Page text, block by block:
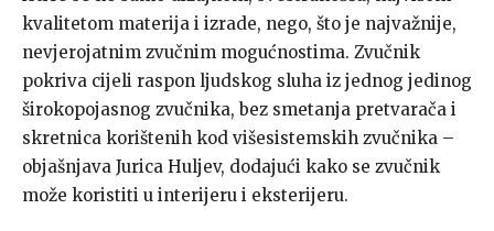
kvalitetom materija i izrade, nego, što je najvažnije,
nevjerojatnim zvučnim mogućnostima. Zvučnik
pokriva cijeli raspon ljudskog sluha iz jednog jedinog
širokopojasnog zvučnika, bez smetanja pretvarača i
skretnica korištenih kod višesistemskih zvučnika –
objašnjava Jurica Huljev, dodajući kako se zvučnik
može koristiti u interijeru i eksterijeru.